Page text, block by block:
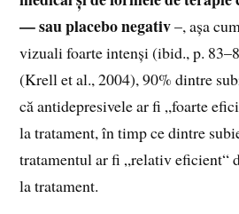
— sau placebo negativ–, așa
vizuali foarte intenși (ibid., p.
(Krell et al., 2004), 90% dintre
că antidepresivele ar fi „foarte
la tratament, în timp ce dintre
tratamentul ar fi „relativ eficient“
la tratament.